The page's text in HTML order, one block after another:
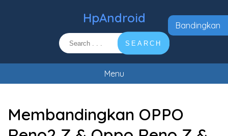
HpAndroid
SEARCH
Menu
Membandingkan OPPO
Bandingkan